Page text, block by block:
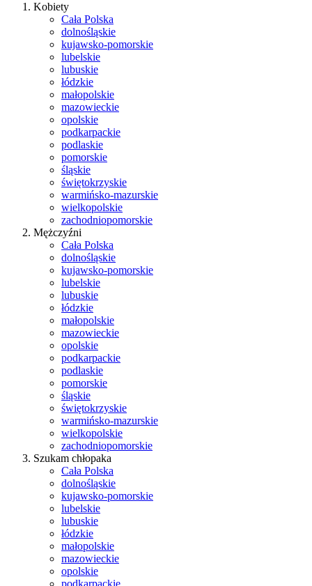
Kobiety
Cała Polska
dolnośląskie
kujawsko-pomorskie
lubelskie
lubuskie
łódzkie
małopolskie
mazowieckie
opolskie
podkarpackie
podlaskie
pomorskie
śląskie
świętokrzyskie
warmińsko-mazurskie
wielkopolskie
zachodniopomorskie
Mężczyźni
Cała Polska
dolnośląskie
kujawsko-pomorskie
lubelskie
lubuskie
łódzkie
małopolskie
mazowieckie
opolskie
podkarpackie
podlaskie
pomorskie
śląskie
świętokrzyskie
warmińsko-mazurskie
wielkopolskie
zachodniopomorskie
Szukam chłopaka
Cała Polska
dolnośląskie
kujawsko-pomorskie
lubelskie
lubuskie
łódzkie
małopolskie
mazowieckie
opolskie
podkarpackie